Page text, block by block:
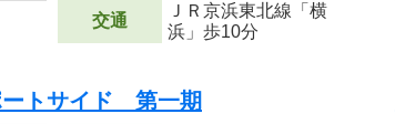
交通
ＪＲ京浜東北線「横
浜」歩10分
ートサイド 第一期